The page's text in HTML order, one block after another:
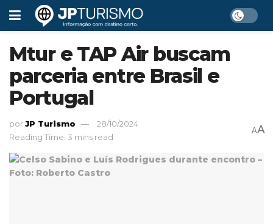
Mtur e TAP Air buscam
parceria entre Brasil e
Portugal
porJP Turismo
28/10/2024
Reading Time: 3 mins read
AA